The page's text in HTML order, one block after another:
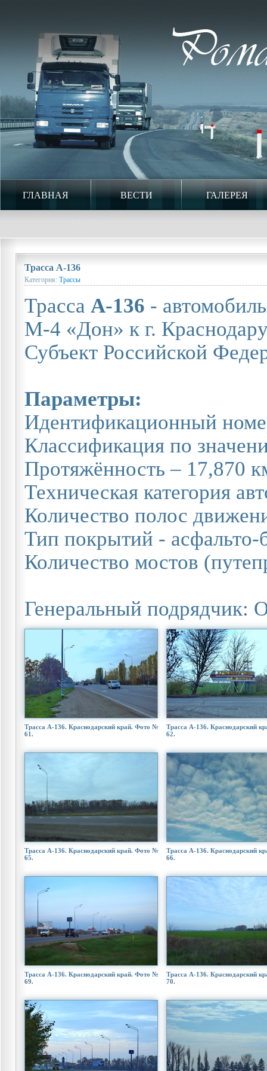
ГЛАВНАЯ ВЕСТИ ГАЛЕРЕЯ
Трасса А-136
Категория: Трассы
Трасса А-136 -
М-4 «Дон» к г.
Субъект Российской
Параметры:
Идентификационный
Классификация по
Протяжённость – 17,870
Техническая категория
Количество полос
Тип покрытий - асфальто-
Количество мостов
Генеральный
Трасса А-136. Краснодарский край. Фото №
61.
Трасса А-136. Краснодарский
62.
Трасса А-136. Краснодарский край. Фото №
65.
Трасса А-136. Краснодарский
66.
Трасса А-136. Краснодарский край. Фото №
69.
Трасса А-136. Краснодарский
70.